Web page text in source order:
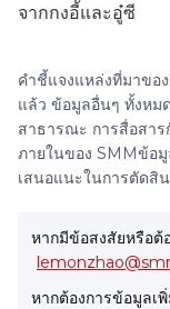
จากกงอี้และอู๋ซี
คำชี้แจงแหล่งที่มาขอ
แล้ว ข้อมูลอื่นๆ ทั้งหม
สาธารณะ การสื่อสา
ภายในของ SMMข้อมู
เสนอแนะในการตัดสิ
หากมีข้อสงสัยหรือต้
หากต้องการข้อมูลเ